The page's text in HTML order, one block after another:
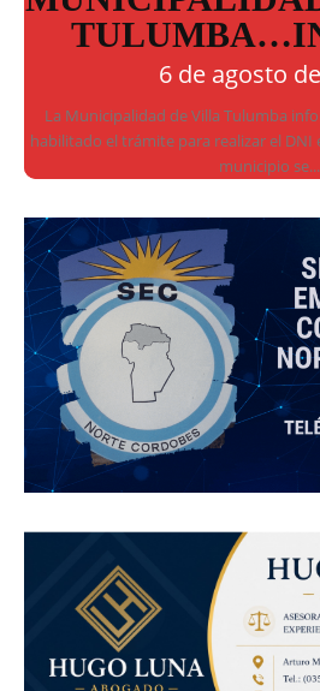
6 de agosto
La Municipalidad de Villa Tulumba
habilitado el trámite para realizar el DNI
municipio se...